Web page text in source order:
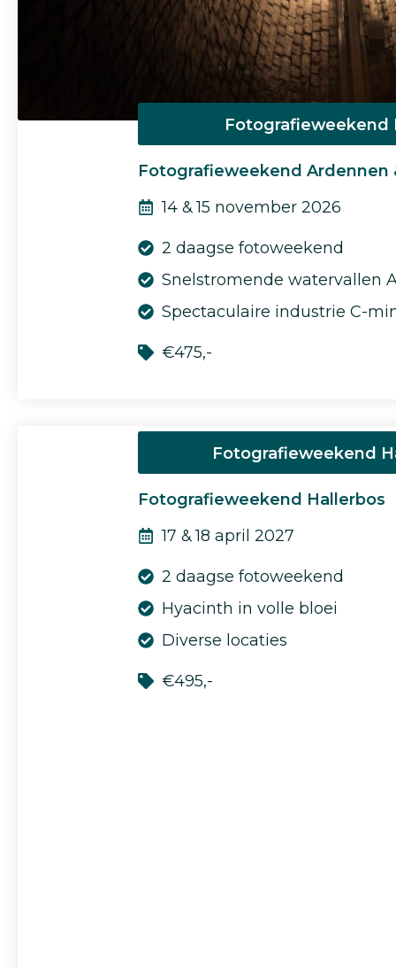
Fotografieweekend
Fotografieweekend Ardennen
14 & 15 november 2026
2 daagse fotoweekend
Snelstromende watervallen
Spectaculaire industrie C-
€475,-
Fotografieweekend
Fotografieweekend Hallerbos
17 & 18 april 2027
2 daagse fotoweekend
Hyacinth in volle bloei
Diverse locaties
€495,-